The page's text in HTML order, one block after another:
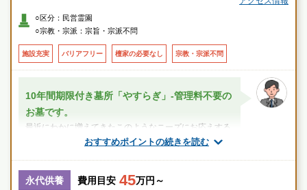
○車
・首都高速横浜北線「新横浜出入口」より約10分
分
○区分：民営霊園
○宗教・宗派：宗旨・宗派不問
施設充実 バリアフリー 檀家の必要なし 宗教・宗派不問
おすすめポイントの続きを読む
10年間期限付き墓所「やすらぎ」-管理料不要の
お墓です。
最近にわかに増えてきたこのようなニーズにお応えする
のが10年間期限付き墓所「やすらぎ」です。
スタッフのメッセージ
永代供養 費用目安 45万円～